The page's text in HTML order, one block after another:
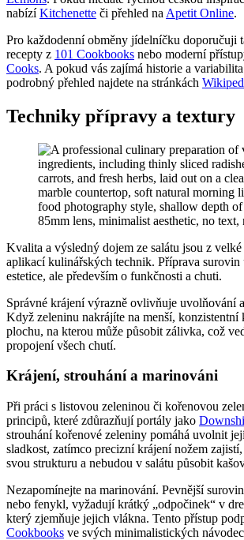
nabízíKitchenette či přehled na Apetit Online.
Pro každodenní obměny jídelníčku doporučuji
recepty z 101 Cookbooks nebo moderní
Cooks. A pokud vás zajímá historie a
podrobný přehled najdete na stránkách
Techniky přípravy a textury
Kvalita a výsledný dojem ze salátu jsou z
aplikací kulinářských technik. Příprava surovin
estetice, ale především o funkčnosti a chuti.
Správné krájení výrazně ovlivňuje uvolňování
Když zeleninu nakrájíte na menší, konzistentní
plochu, na kterou může působit zálivka, což
propojení všech chutí.
Krájení, strouhání a marinováni
Při práci s listovou zeleninou či kořenovou
principů, které zdůrazňují portály jako
strouhání kořenové zeleniny pomáhá uvolnit
sladkost, zatímco precizní krájení nožem
svou strukturu a nebudou v salátu působit
Nezapomínejte na marinování. Pevnější
nebo fenykl, vyžadují krátký „odpočinek“ v
který zjemňuje jejich vlákna. Tento přístup
Cookbooks ve svých minimalistických